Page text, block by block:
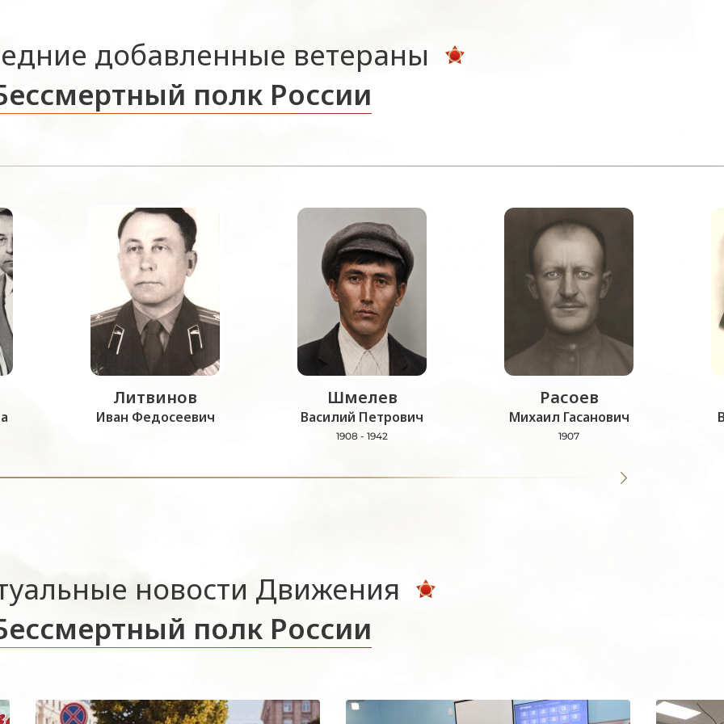
добавленные ветераны
полк России
Литвинов
Иван Федосеевич
Шмелев
Василий Петрович
1908 - 1942
Расоев
Михаил Гасанович
1907
новости Движения
полк России